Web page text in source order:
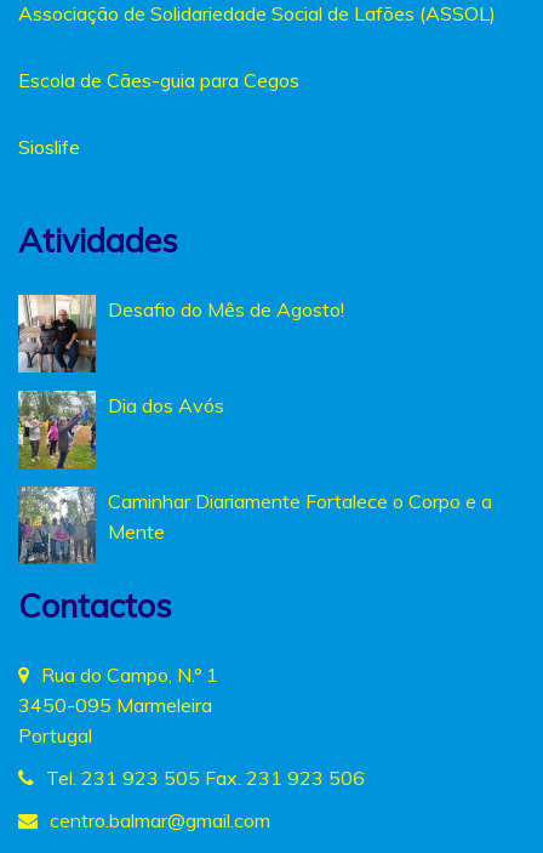
Associação de Solidariedade Social de Lafões (ASSOL)
Escola de Cães-guia para Cegos
Sioslife
Atividades
Desafio do Mês de Agosto!
Dia dos Avós
Caminhar Diariamente Fortalece o Corpo e a
Mente
Contactos
Rua do Campo, N.º 1
3450-095 Marmeleira
Portugal
Tel. 231 923 505 Fax. 231 923 506
centro.balmar@gmail.com